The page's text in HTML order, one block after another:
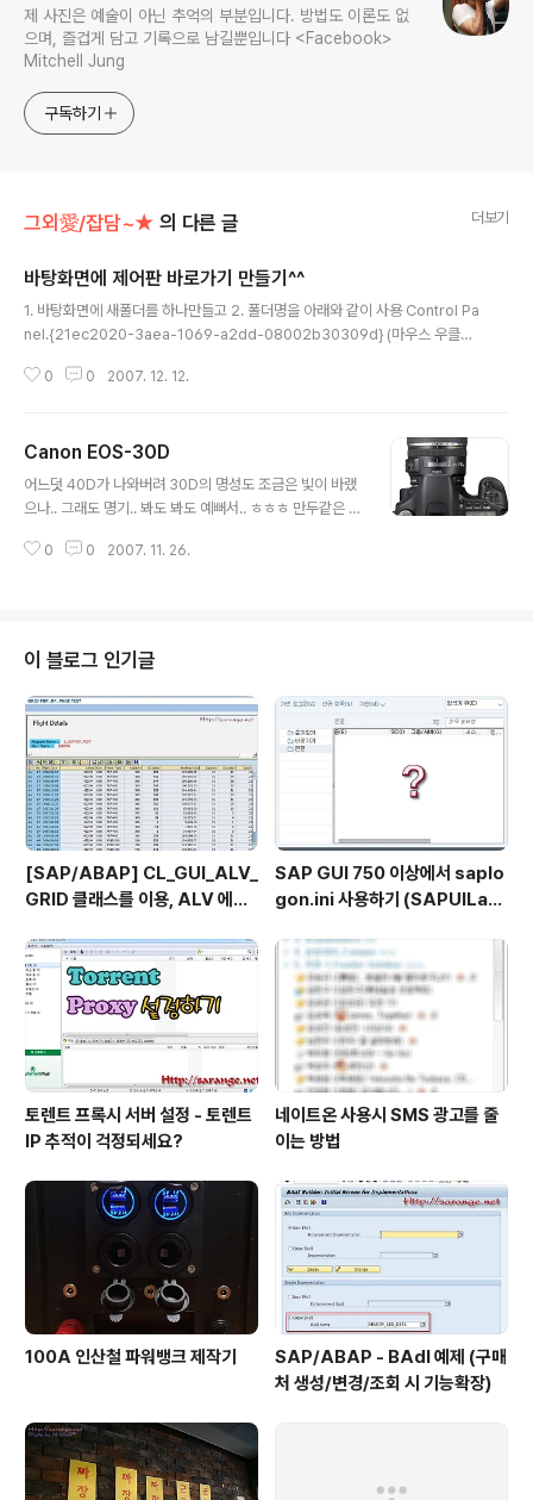
제 사진은 예술이 아닌 추억의 부분입니다. 방법도 이론도 없
으며, 즐겁게 담고 기록으로 남길뿐입니다 <Facebook>
Mitchell Jung
구독하기
그외愛/잡담~★ 의 다른 글 더보기
바탕화면에 제어판 바로가기 만들기^^
1. 바탕화면에 새폴더를 하나만들고 2. 폴더명을 아래와 같이 사용 Control Pa
nel.{21ec2020-3aea-1069-a2dd-08002b30309d} (마우스 우클릭
0 0 2007. 12. 12.
Canon EOS-30D
어느덧 40D가 나와버려 30D의 명성도 조금은 빛이 바랬
으나.. 그래도 명기.. 봐도 봐도 예뻐서.. ㅎㅎㅎ 만두같은 이
능할지도 ㅋㅋ) 역시.. 아무리 봐도 예쁘다.. >_< 언젠가
0 0 2007. 11. 26.
이 블로그 인기글
[SAP/ABAP] CL_GUI_ALV_
GRID 클래스를 이용, ALV 에서
SAP GUI 750 이상에서 saplo
gon.ini 사용하기 (SAPUILan
토렌트 프록시 서버 설정 - 토렌트
IP 추적이 걱정되세요?
네이트온 사용시 SMS 광고를 줄
이는 방법
100A 인산철 파워뱅크 제작기
SAP/ABAP - BAdI 예제 (구매
처 생성/변경/조회 시 기능확장)